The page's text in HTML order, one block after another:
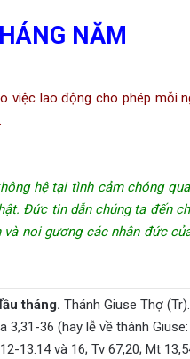
NĂM
việc lao động cho phép
hệ tại tình cảm chóng
Đức tin dẫn chúng ta đến
noi gương các nhân đức
tháng. Thánh Giuse Thợ
3,31-36 (hay lễ về thánh
13.14 và 16; Tv 67,20; Mt